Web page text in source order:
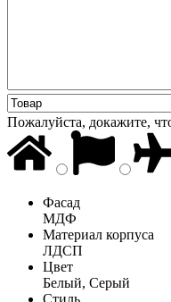
Пожалуйста, докажите,
Фасад
МДФ
Материал корпуса
ЛДСП
Цвет
Белый, Серый
Стиль